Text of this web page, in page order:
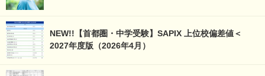
NEW!!【首都圏・中学受験】SAPIX 上位校偏差値＜
2027年度版（2026年4月）